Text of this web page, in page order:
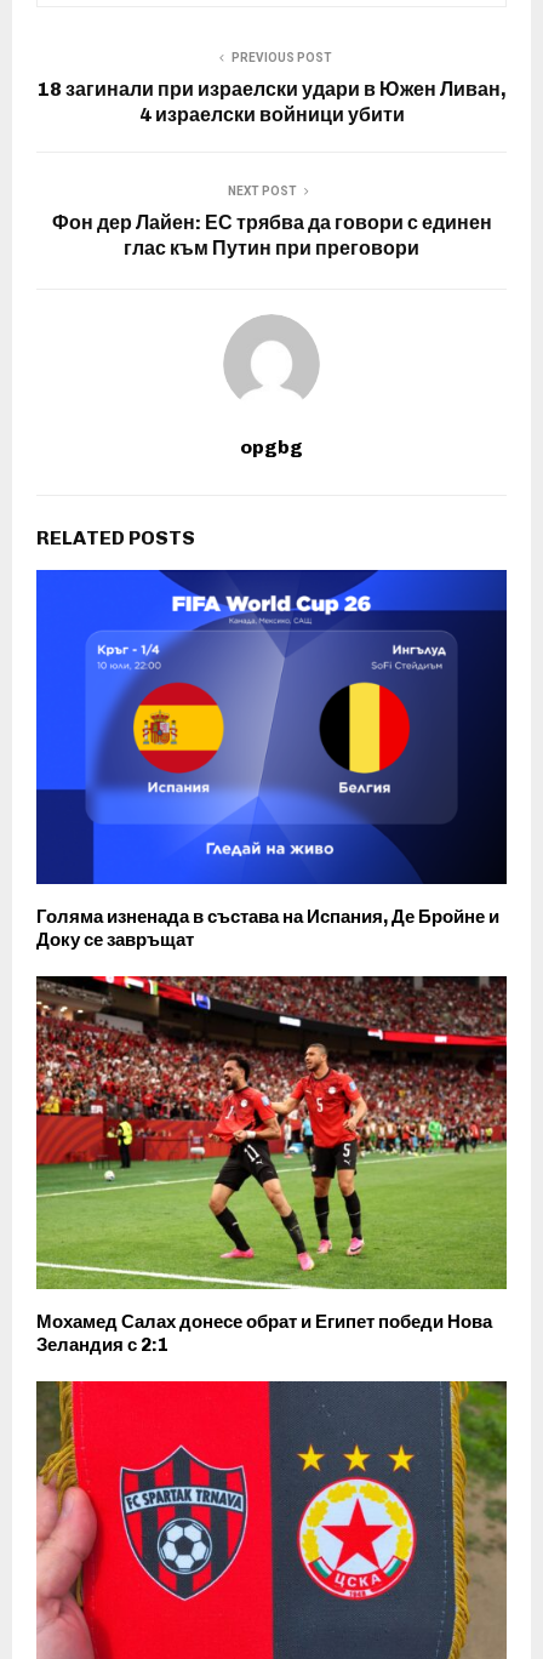
PREVIOUS POST
18 загинали при израелски удари в Южен Ливан,
4 израелски войници убити
NEXT POST
Фон дер Лайен: ЕС трябва да говори с единен
глас към Путин при преговори
opgbg
RELATED POSTS
Голяма изненада в състава на Испания, Де Бройне и
Доку се завръщат
Мохамед Салах донесе обрат и Египет победи Нова
Зеландия с 2:1